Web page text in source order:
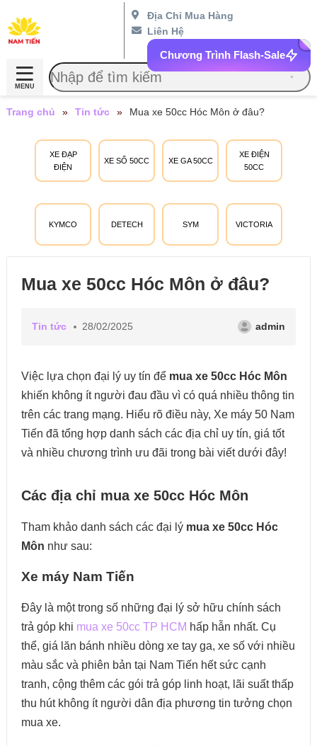
Địa Chỉ Mua Hàng
Liên Hệ
Chương Trình Flash-Sale
MENU
XE ĐẠP
ĐIỆN
XE SỐ 50CC XE GA 50CC
XE ĐIỆN
50CC
KYMCO DETECH SYM VICTORIA
Trang chủ » Tin tức » Mua xe 50cc Hóc Môn ở đâu?
Mua xe 50cc Hóc Môn ở đâu?
Tin tức 28/02/2025 admin
Việc lựa chọn đại lý uy tín để mua xe 50cc Hóc Môn
khiến không ít người đau đầu vì có quá nhiều thông tin
trên các trang mạng. Hiểu rõ điều này, Xe máy 50 Nam
Tiến đã tổng hợp danh sách các địa chỉ uy tín, giá tốt
và nhiều chương trình ưu đãi trong bài viết dưới đây!
Các địa chỉ mua xe 50cc Hóc Môn
Tham khảo danh sách các đại lý mua xe 50cc Hóc
Môn như sau:
Xe máy Nam Tiến
Đây là một trong số những đại lý sở hữu chính sách
trả góp khi mua xe 50cc TP HCM hấp hẫn nhất. Cụ
thể, giá lăn bánh nhiều dòng xe tay ga, xe số với nhiều
màu sắc và phiên bản tại Nam Tiến hết sức cạnh
tranh, cộng thêm các gói trả góp linh hoạt, lãi suất thấp
thu hút không ít người dân địa phương tin tưởng chọn
mua xe.